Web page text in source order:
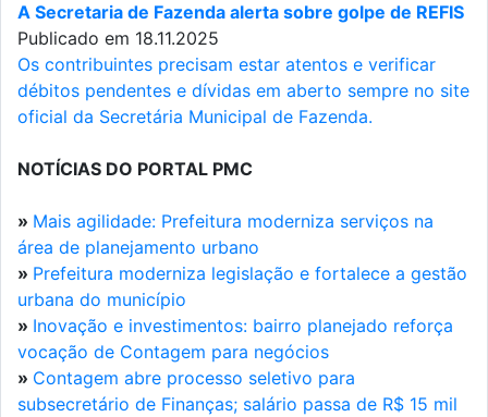
A Secretaria de Fazenda alerta sobre golpe de REFIS
Publicado em 18.11.2025
Os contribuintes precisam estar atentos e verificar
débitos pendentes e dívidas em aberto sempre no site
oficial da Secretária Municipal de Fazenda.
NOTÍCIAS DO PORTAL PMC
» Mais agilidade: Prefeitura moderniza serviços na
área de planejamento urbano
» Prefeitura moderniza legislação e fortalece a gestão
urbana do município
» Inovação e investimentos: bairro planejado reforça
vocação de Contagem para negócios
» Contagem abre processo seletivo para
subsecretário de Finanças; salário passa de R$ 15 mil